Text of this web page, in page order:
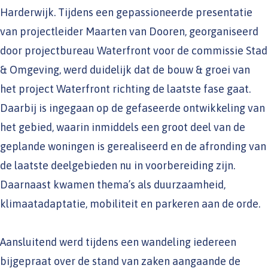
Harderwijk. Tijdens een gepassioneerde presentatie
van projectleider Maarten van Dooren, georganiseerd
door projectbureau Waterfront voor de commissie Stad
& Omgeving, werd duidelijk dat de bouw & groei van
het project Waterfront richting de laatste fase gaat.
Daarbij is ingegaan op de gefaseerde ontwikkeling van
het gebied, waarin inmiddels een groot deel van de
geplande woningen is gerealiseerd en de afronding van
de laatste deelgebieden nu in voorbereiding zijn.
Daarnaast kwamen thema’s als duurzaamheid,
klimaatadaptatie, mobiliteit en parkeren aan de orde.
Aansluitend werd tijdens een wandeling iedereen
bijgepraat over de stand van zaken aangaande de